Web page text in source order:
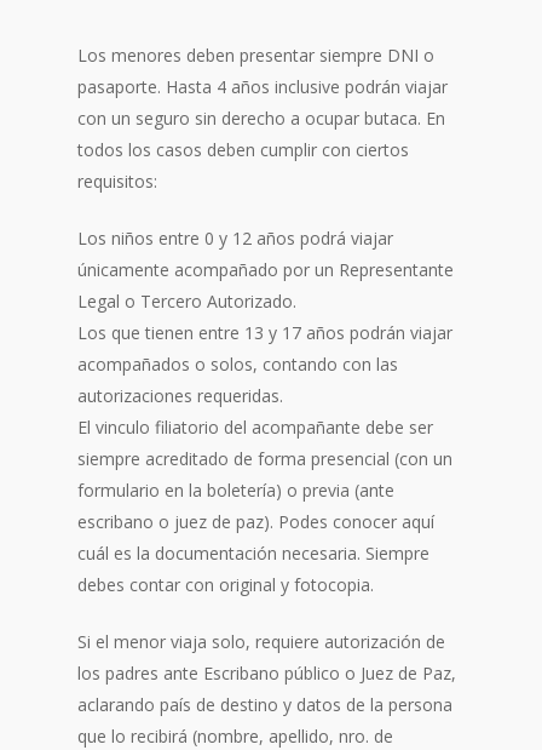
Los menores deben presentar siempre DNI o
pasaporte. Hasta 4 años inclusive podrán viajar
con un seguro sin derecho a ocupar butaca. En
todos los casos deben cumplir con ciertos
requisitos:
Los niños entre 0 y 12 años podrá viajar
únicamente acompañado por un Representante
Legal o Tercero Autorizado.
Los que tienen entre 13 y 17 años podrán viajar
acompañados o solos, contando con las
autorizaciones requeridas.
El vinculo filiatorio del acompañante debe ser
siempre acreditado de forma presencial (con un
formulario en la boletería) o previa (ante
escribano o juez de paz). Podes conocer aquí
cuál es la documentación necesaria. Siempre
debes contar con original y fotocopia.
Si el menor viaja solo, requiere autorización de
los padres ante Escribano público o Juez de Paz,
aclarando país de destino y datos de la persona
que lo recibirá (nombre, apellido, nro. de